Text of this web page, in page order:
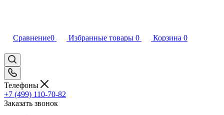
Сравнение0 Избранные товары 0 Корзина 0
Телефоны
+7 (499) 110-70-82
Заказать звонок